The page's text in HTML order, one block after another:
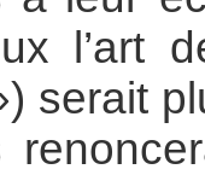
l’art
serait